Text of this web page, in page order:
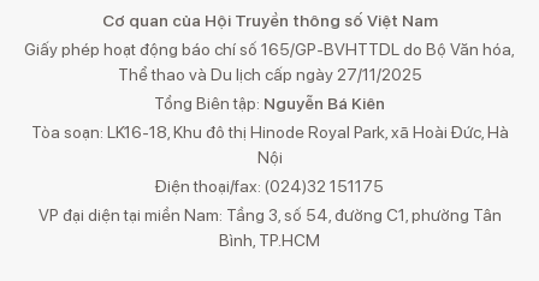
Cơ quan của Hội Truyền thông số Việt Nam
Giấy phép hoạt động báo chí số 165/GP-BVHTTDL do Bộ Văn hóa,
Thể thao và Du lịch cấp ngày 27/11/2025
Tổng Biên tập: Nguyễn Bá Kiên
Tòa soạn: LK16-18, Khu đô thị Hinode Royal Park, xã Hoài Đức, Hà
Nội
Điện thoại/fax: (024)32 151175
VP đại diện tại miền Nam: Tầng 3, số 54, đường C1, phường Tân
Bình, TP.HCM